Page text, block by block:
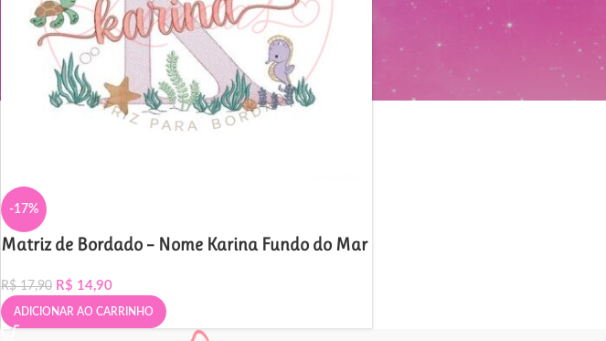
-17%
Matriz de Bordado – Nome Karina Fundo do Mar
R$17,90 R$ 14,90
ADICIONAR AO CARRINHO